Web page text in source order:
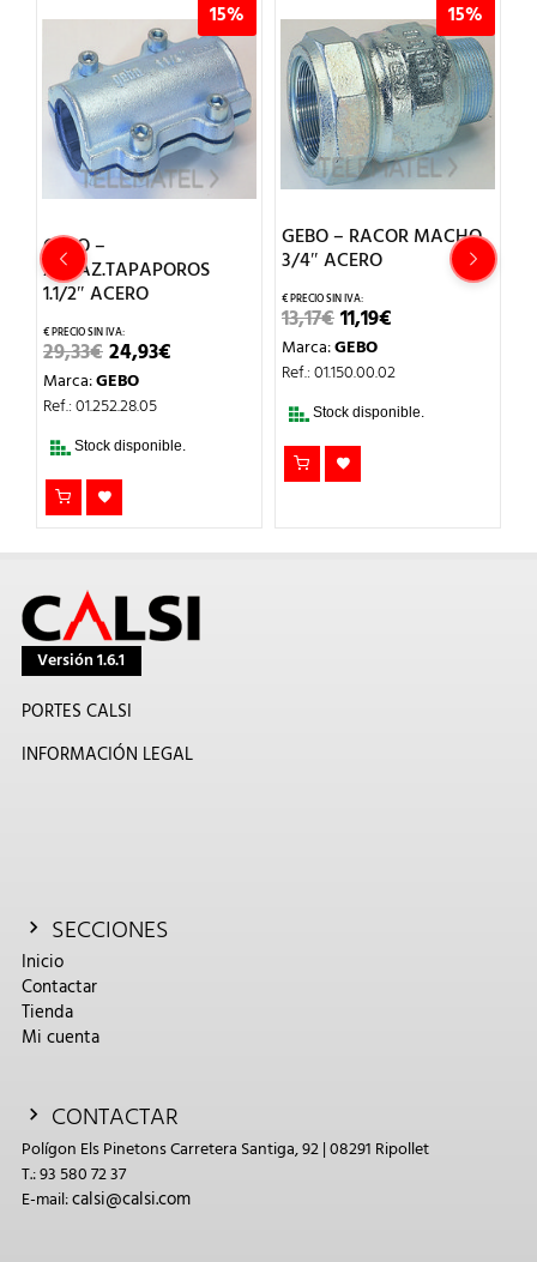
15%
GEBO –
ABRAZ.TAPAPOROS
1.1/2″ ACERO
29,33€EL
PRECIO
ORIGINAL
ERA:
24,93€
Marca:GEBO
Ref.: 01.252.28.05
Stock disponible.
15%
GEBO – RACOR MACHO
3/4″ ACERO
13,17€EL
PRECIO
ORIGINAL
ERA:
11,19€
ES:
Marca:GEBO
Ref.: 01.150.00.02
Stock disponible.
Versión 1.6.1
PORTES CALSI
INFORMACIÓN LEGAL
SECCIONES
Inicio
Contactar
Tienda
Mi cuenta
CONTACTAR
Polígon Els Pinetons Carretera Santiga, 92 | 08291 Ripollet
T.: 93 580 72 37
E-mail:calsi@calsi.com